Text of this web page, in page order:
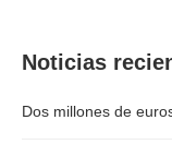
Noticias
Dos millones de